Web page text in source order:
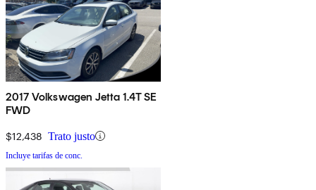
2017 Volkswagen Jetta 1.4T SE
FWD
$12,438 Trato justo
Incluye tarifas de conc.